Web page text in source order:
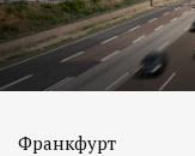
Франкфурт